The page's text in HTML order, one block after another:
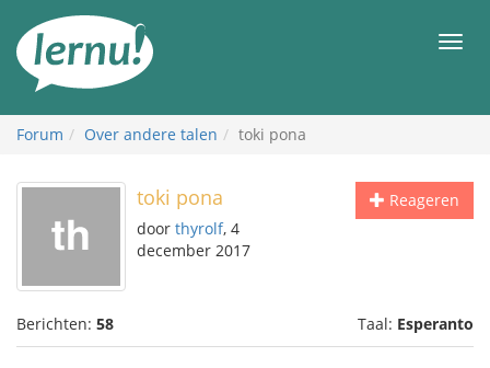
inhoud
Forum Over andere talen toki pona
Reageren
toki pona
door thyrolf, 4
december 2017
Berichten: 58 Taal: Esperanto